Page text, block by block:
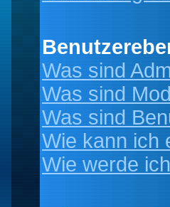
Was sind
Was sind
Was sind
Wie kann ich
Wie werde